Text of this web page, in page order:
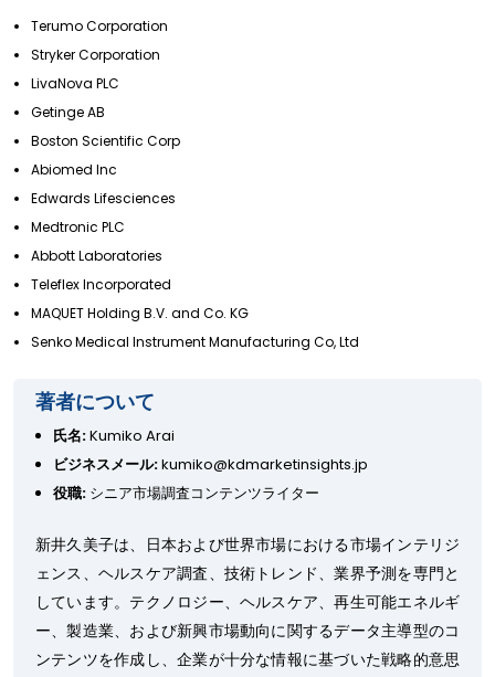
Terumo Corporation
Stryker Corporation
LivaNova PLC
Getinge AB
Boston Scientific Corp
Abiomed Inc
Edwards Lifesciences
Medtronic PLC
Abbott Laboratories
Teleflex Incorporated
MAQUET Holding B.V. and Co. KG
Senko Medical Instrument Manufacturing Co, Ltd
著者について
氏名:Kumiko Arai
ビジネスメール:kumiko@kdmarketinsights.jp
役職: シニア市場調査コンテンツライター
新井久美子は、日本および世界市場における市場インテリジ
ェンス、ヘルスケア調査、技術トレンド、業界予測を専門と
しています。テクノロジー、ヘルスケア、再生可能エネルギ
ー、製造業、および新興市場動向に関するデータ主導型のコ
ンテンツを作成し、企業が十分な情報に基づいた戦略的意思